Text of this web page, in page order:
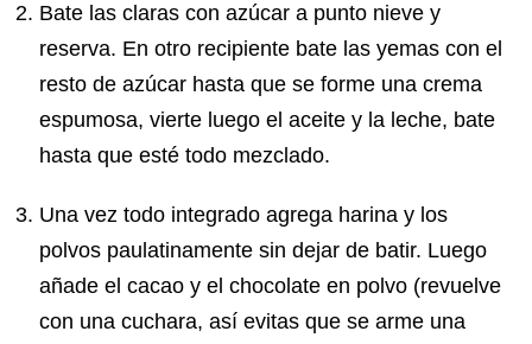
Bate las claras con azúcar a punto nieve y
reserva. En otro recipiente bate las yemas con el
resto de azúcar hasta que se forme una crema
espumosa, vierte luego el aceite y la leche, bate
hasta que esté todo mezclado.
Una vez todo integrado agrega harina y los
polvos paulatinamente sin dejar de batir. Luego
añade el cacao y el chocolate en polvo (revuelve
con una cuchara, así evitas que se arme una